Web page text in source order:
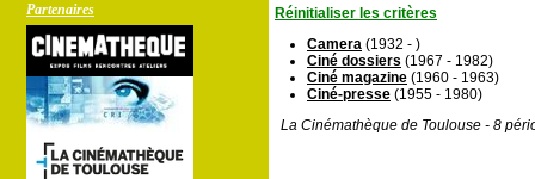
Partenaires
Réinitialiser les critères
Camera (1932 - )
Ciné dossiers (1967 - 1982)
Ciné magazine (1960 - 1963)
Ciné-presse (1955 - 1980)
La Cinémathèque de Toulouse - 8